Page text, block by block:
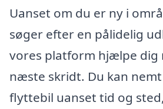
Uanset om du er ny i
søger efter en pålidelig
vores platform hjælpe dig
næste skridt. Du kan
flyttebil uanset tid og